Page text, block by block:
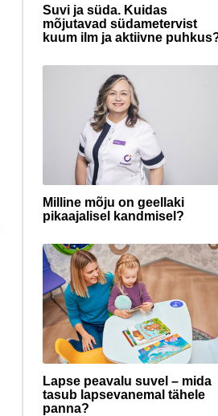
Suvi ja süda. Kuidas
mõjutavad südametervist
kuum ilm ja aktiivne
Milline mõju on geellaki
pikaajalisel kandmisel?
Lapse peavalu suvel – mida
tasub lapsevanemal tähele
panna?